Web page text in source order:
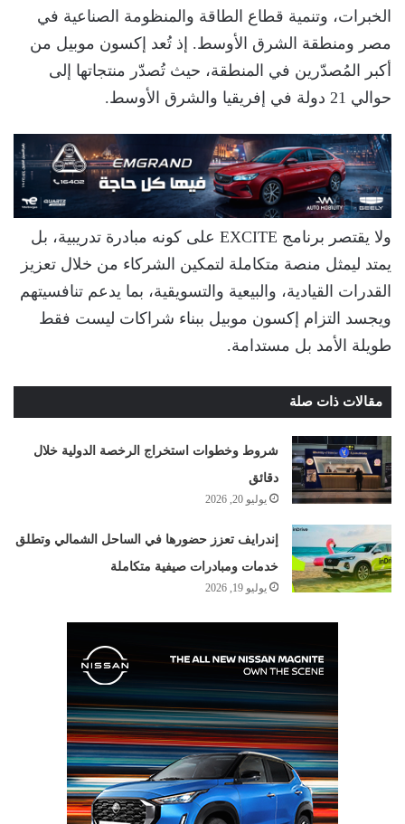
الخبرات، وتنمية قطاع الطاقة والمنظومة الصناعية في
مصر ومنطقة الشرق الأوسط. إذ تُعد إكسون موبيل من
أكبر المُصدّرين في المنطقة، حيث تُصدّر منتجاتها إلى
حوالي 21 دولة في إفريقيا والشرق الأوسط.
ولا يقتصر برنامج EXCITE على كونه مبادرة تدريبية، بل
يمتد ليمثل منصة متكاملة لتمكين الشركاء من خلال تعزيز
القدرات القيادية، والبيعية والتسويقية، بما يدعم تنافسيتهم
ويجسد التزام إكسون موبيل ببناء شراكات ليست فقط
طويلة الأمد بل مستدامة.
مقالات ذات صلة
شروط وخطوات استخراج الرخصة الدولية خلال
دقائق
يوليو 20, 2026
إندرايف تعزز حضورها في الساحل الشمالي وتطلق
خدمات ومبادرات صيفية متكاملة
يوليو 19, 2026